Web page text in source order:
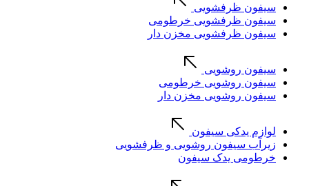
سیفون ظرفشویی
سیفون ظرفشویی خرطومی
سیفون ظرفشویی مخزن دار
سیفون روشویی
سیفون روشویی خرطومی
سیفون روشویی مخزن دار
لوازم یدکی سیفون
زیرآب سیفون روشویی و ظرفشویی
خرطومی یدک سیفون